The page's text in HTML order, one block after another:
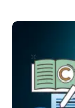
का
म
ता
वा
ढ
N
B
R
A